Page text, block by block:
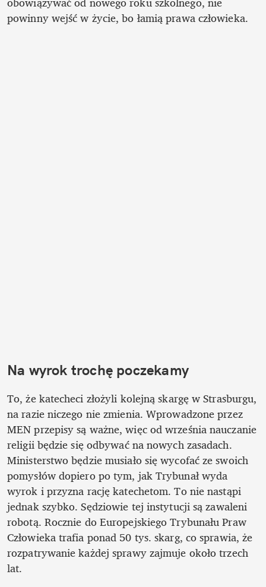
powinny wejść w życie, bo łamią prawa człowieka.
Na wyrok trochę poczekamy
To, że katecheci złożyli kolejną skargę w Strasburgu,
na razie niczego nie zmienia. Wprowadzone przez
MEN przepisy są ważne, więc od września nauczanie
religii będzie się odbywać na nowych zasadach.
Ministerstwo będzie musiało się wycofać ze swoich
pomysłów dopiero po tym, jak Trybunał wyda
wyrok i przyzna rację katechetom. To nie nastąpi
jednak szybko. Sędziowie tej instytucji są zawaleni
robotą. Rocznie do Europejskiego Trybunału Praw
Człowieka trafia ponad 50 tys. skarg, co sprawia, że
rozpatrywanie każdej sprawy zajmuje około trzech
lat.